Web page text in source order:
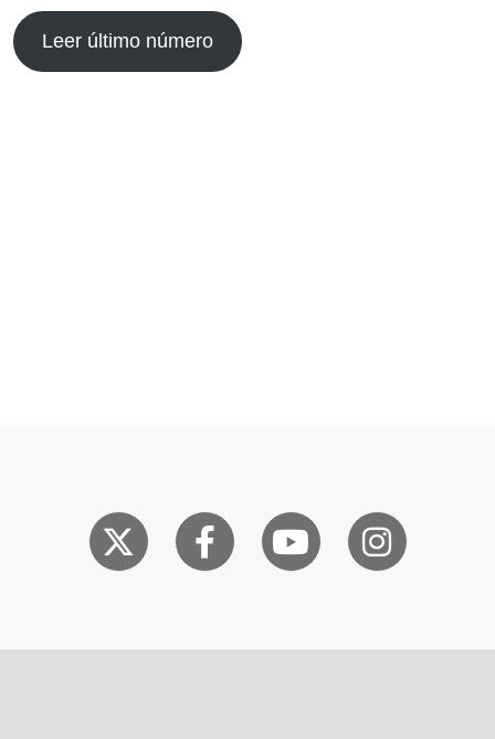
Leer último número